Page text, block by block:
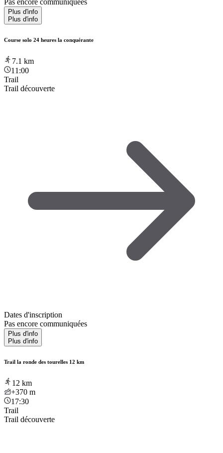
Pas encore communiquées
Plus d'info
Plus d'info
Course solo 24 heures la conquérante
7.1 km
11:00
Trail
Trail découverte
Dates d'inscription
Pas encore communiquées
Plus d'info
Plus d'info
Trail la ronde des tourelles 12 km
12 km
+370 m
17:30
Trail
Trail découverte